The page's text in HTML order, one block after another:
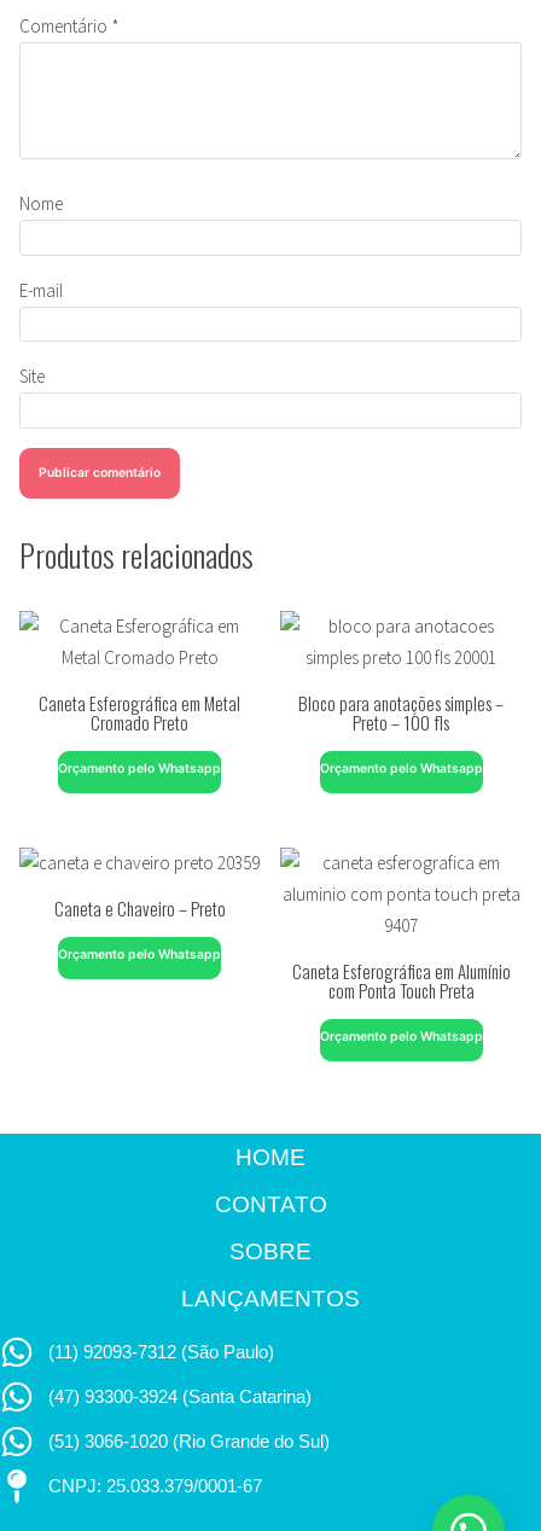
Comentário *
Nome
E-mail
Site
Produtos relacionados
Caneta Esferográfica em Metal
Cromado Preto
Orçamento pelo Whatsapp
Bloco para anotações simples –
Preto – 100 fls
Orçamento pelo Whatsapp
Caneta e Chaveiro – Preto
Orçamento pelo Whatsapp
Caneta Esferográfica em Alumínio
com Ponta Touch Preta
Orçamento pelo Whatsapp
HOME
CONTATO
SOBRE
LANÇAMENTOS
(11) 92093-7312 (São Paulo)
(47) 93300-3924 (Santa Catarina)
(51) 3066-1020 (Rio Grande do Sul)
CNPJ: 25.033.379/0001-67